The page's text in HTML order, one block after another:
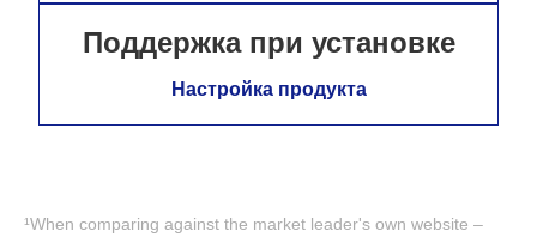
Поддержка при установке
Настройка продукта
¹When comparing against the market leader's own website –